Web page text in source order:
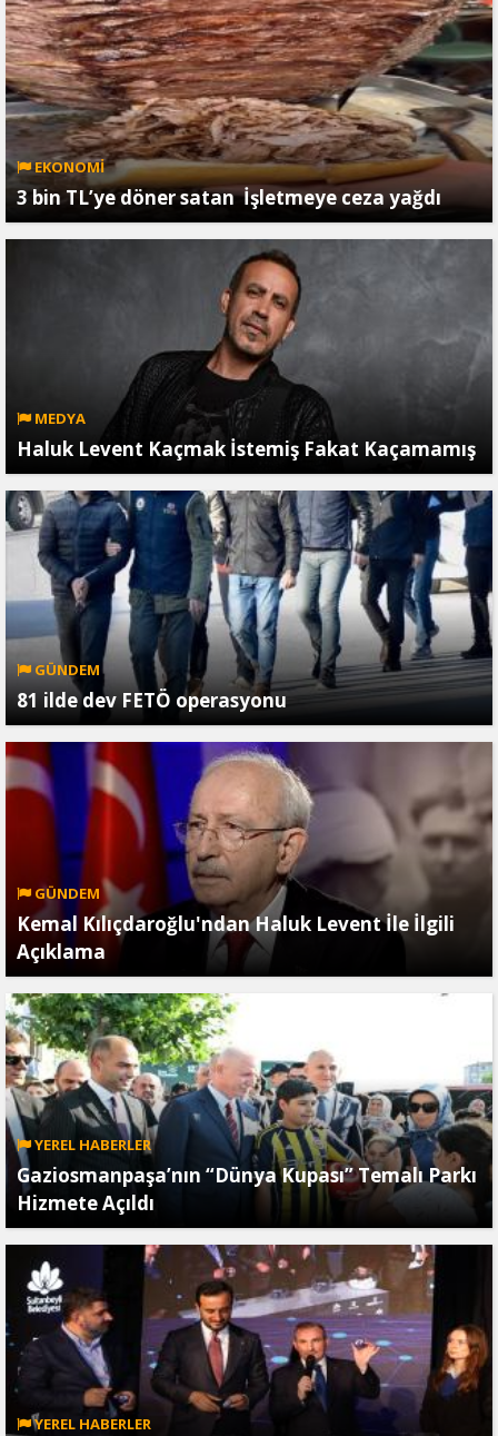
EKONOMİ
3 bin TL’ye döner satan İşletmeye ceza yağdı
MEDYA
Haluk Levent Kaçmak İstemiş Fakat Kaçamamış
GÜNDEM
81 ilde dev FETÖ operasyonu
GÜNDEM
Kemal Kılıçdaroğlu'ndan Haluk Levent İle İlgili
Açıklama
YEREL HABERLER
Gaziosmanpaşa’nın “Dünya Kupası” Temalı Parkı
Hizmete Açıldı
YEREL HABERLER